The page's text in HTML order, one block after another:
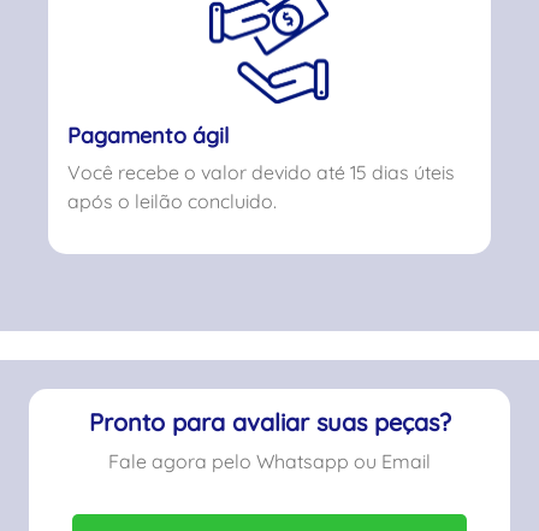
Pagamento ágil
Você recebe o valor devido até 15 dias úteis
após o leilão concluido.
Pronto para avaliar suas peças?
Fale agora pelo Whatsapp ou Email